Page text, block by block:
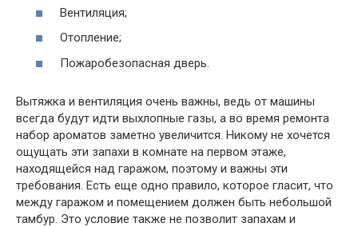
Вентиляция;
Отопление;
Пожаробезопасная дверь.
Вытяжка и вентиляция очень важны, ведь от машины
всегда будут идти выхлопные газы, а во время ремонта
набор ароматов заметно увеличится. Никому не хочется
ощущать эти запахи в комнате на первом этаже,
находящейся над гаражом, поэтому и важны эти
требования. Есть еще одно правило, которое гласит, что
между гаражом и помещением должен быть небольшой
тамбур. Это условие также не позволит запахам и